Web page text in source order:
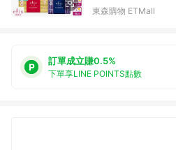
東森購物 ETMall
訂單成立賺0.5%
下單享LINE POINTS點數